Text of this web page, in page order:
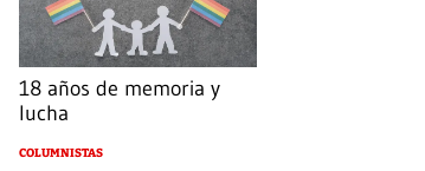
18 años de memoria y
lucha
COLUMNISTAS